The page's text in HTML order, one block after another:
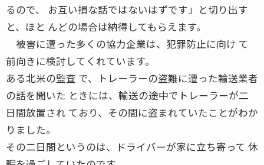
るので、 お互い損な話ではないはずです」と切り出す
と、ほと んどの場合は納得してもらえます。
被害に遭った多くの協力企業は、犯罪防止に向け て
前向きに検討してくれています。
ある北米の監査 で、トレーラーの盗難に遭った輸送業者
の話を聞いた ときには、輸送の途中でトレーラーが二
日間放置され ており、その間に盗まれていたことがわか
りました。
その二日間というのは、ドライバーが家に立ち寄って 休